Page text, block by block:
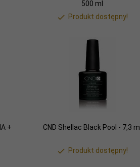
500 ml
Produkt dostępny!
+
CND Shellac Black Pool - 7,3 ml
Produkt dostępny!